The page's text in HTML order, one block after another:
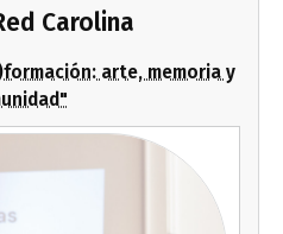
Carolina
arte, memoria y